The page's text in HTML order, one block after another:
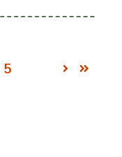
動する 2
へ移動する 3
ジへ移動する 4
ページへ移動する
5 次のペ
最後